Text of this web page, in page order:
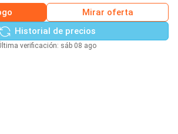
Mirar oferta
Historial de precios
verificación: sáb 08 ago